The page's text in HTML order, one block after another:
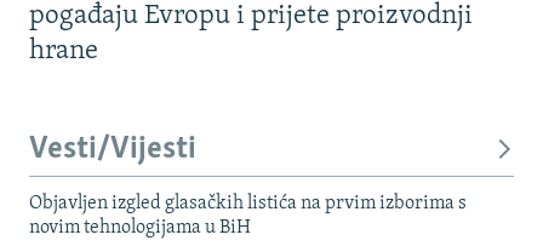
pogađaju Evropu i prijete proizvodnji
hrane
Vesti/Vijesti
Objavljen izgled glasačkih listića na prvim izborima s
novim tehnologijama u BiH